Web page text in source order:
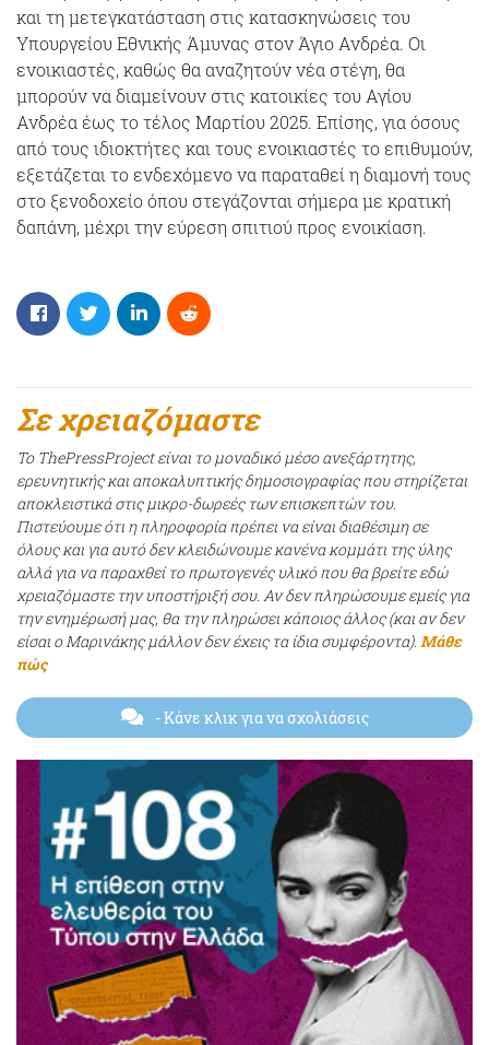
και τη μετεγκατάσταση στις κατασκηνώσεις του
Υπουργείου Εθνικής Άμυνας στον Άγιο Ανδρέα. Οι
ενοικιαστές, καθώς θα αναζητούν νέα στέγη, θα
μπορούν να διαμείνουν στις κατοικίες του Αγίου
Ανδρέα έως το τέλος Μαρτίου 2025. Επίσης, για όσους
από τους ιδιοκτήτες και τους ενοικιαστές το επιθυμούν,
εξετάζεται το ενδεχόμενο να παραταθεί η διαμονή τους
στο ξενοδοχείο όπου στεγάζονται σήμερα με κρατική
δαπάνη, μέχρι την εύρεση σπιτιού προς ενοικίαση.
Σε χρειαζόμαστε
Το ThePressProject είναι το μοναδικό μέσο ανεξάρτητης,
ερευνητικής και αποκαλυπτικής δημοσιογραφίας που στηρίζεται
αποκλειστικά στις μικρο-δωρεές των επισκεπτών του.
Πιστεύουμε ότι η πληροφορία πρέπει να είναι διαθέσιμη σε
όλους και για αυτό δεν κλειδώνουμε κανένα κομμάτι της ύλης
αλλά για να παραχθεί το πρωτογενές υλικό που θα βρείτε εδώ
χρειαζόμαστε την υποστήριξή σου. Αν δεν πληρώσουμε εμείς για
την ενημέρωσή μας, θα την πληρώσει κάποιος άλλος (και αν δεν
είσαι ο Μαρινάκης μάλλον δεν έχεις τα ίδια συμφέροντα). Μάθε
πώς
- Κάνε κλικ για να σχολιάσεις